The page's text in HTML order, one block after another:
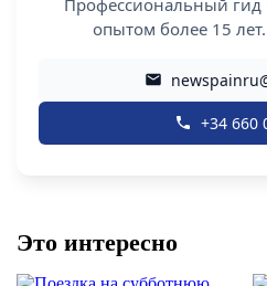
опытом более 15
+34 660
Это интересно